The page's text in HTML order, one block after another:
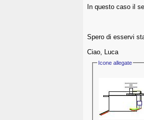
In questo caso il
Spero di esservi
Ciao, Luca
Icone allegate